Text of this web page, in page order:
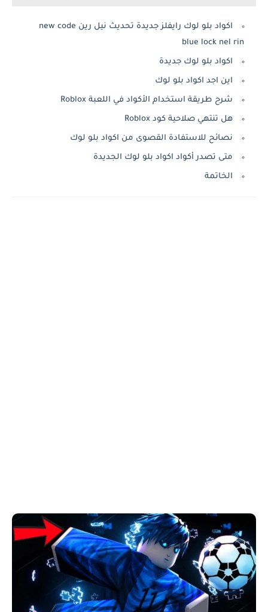
اكواد بلو لوك رايفلز جديدة تحديث نيل رين new code
blue lock nel rin
اكواد بلو لوك جديدة
اين اجد اكواد بلو لوك
شرح طريقة استخدام الأكواد في اللعبة Roblox
هل تنتهي صلاحية كود Roblox
نصائح للاستفادة القصوى من اكواد بلو لوك
متى تصدر أكواد اكواد بلو لوك الجديدة
الخاتمة